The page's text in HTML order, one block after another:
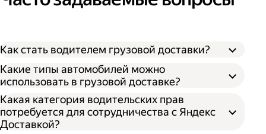
Как стать водителем грузовой доставки?
Какие типы автомобилей можно
использовать в грузовой доставке?
Какая категория водительских прав
потребуется для сотрудничества с Яндекс
Доставкой?